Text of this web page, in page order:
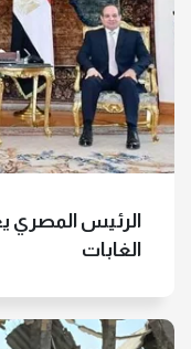
الرئيس المصري
الغابات